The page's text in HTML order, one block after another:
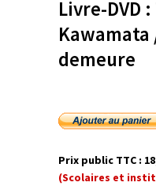
Livre-DVD
demeure
Prix public TTC :
(Scolaires et